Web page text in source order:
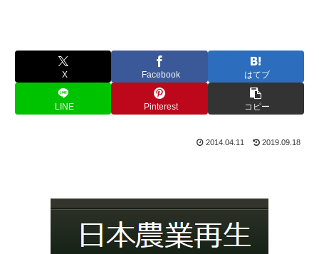
X Facebook はてブ
LINE Pinterest コピー
2014.04.11 2019.09.18